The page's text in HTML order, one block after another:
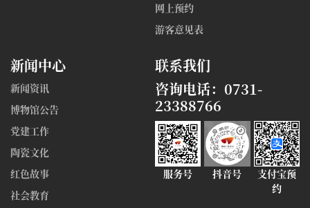
网上预约
游客意见表
新闻中心
新闻资讯
博物馆公告
党建工作
陶瓷文化
红色故事
社会教育
联系我们
咨询电话：0731-
23388766
服务号 抖音号
支付宝预
约